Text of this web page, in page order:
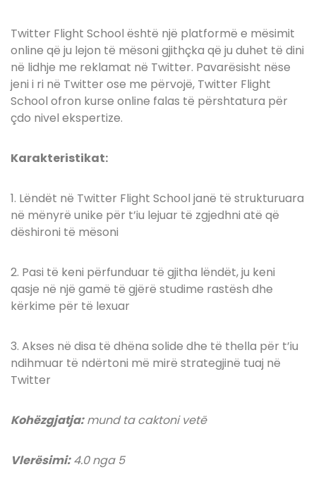
Twitter Flight School është një platformë e mësimit
online që ju lejon të mësoni gjithçka që ju duhet të dini
në lidhje me reklamat në Twitter. Pavarësisht nëse
jeni i ri në Twitter ose me përvojë, Twitter Flight
School ofron kurse online falas të përshtatura për
çdo nivel ekspertize.
Karakteristikat:
1. Lëndët në Twitter Flight School janë të strukturuara
në mënyrë unike për t’iu lejuar të zgjedhni atë që
dëshironi të mësoni
2. Pasi të keni përfunduar të gjitha lëndët, ju keni
qasje në një gamë të gjërë studime rastësh dhe
kërkime për të lexuar
3. Akses në disa të dhëna solide dhe të thella për t’iu
ndihmuar të ndërtoni më mirë strategjinë tuaj në
Twitter
Kohëzgjatja:mund ta caktoni vetë
Vlerësimi:4.0 nga 5